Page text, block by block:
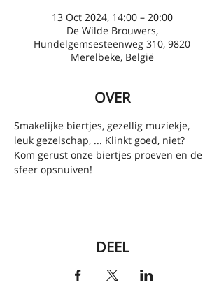
13 Oct 2024, 14:00 – 20:00
De Wilde Brouwers,
Hundelgemsesteenweg 310, 9820
Merelbeke, België
OVER
Smakelijke biertjes, gezellig muziekje,
leuk gezelschap, ... Klinkt goed, niet?
Kom gerust onze biertjes proeven en de
sfeer opsnuiven!
DEEL